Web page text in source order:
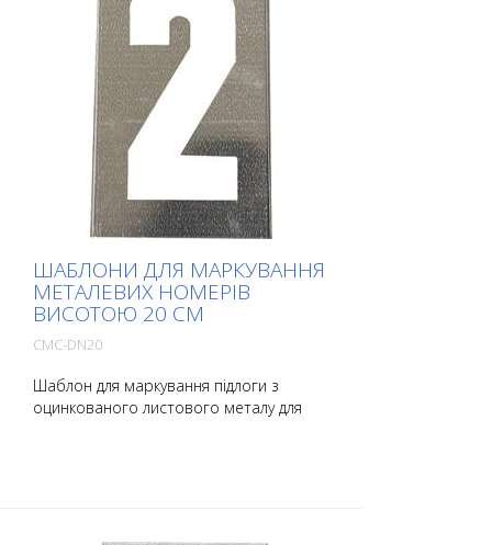
ШАБЛОНИ ДЛЯ МАРКУВАННЯ
МЕТАЛЕВИХ НОМЕРІВ
ВИСОТОЮ 20 СМ
CMC-DN20
Шаблон для маркування підлоги з
оцинкованого листового металу для